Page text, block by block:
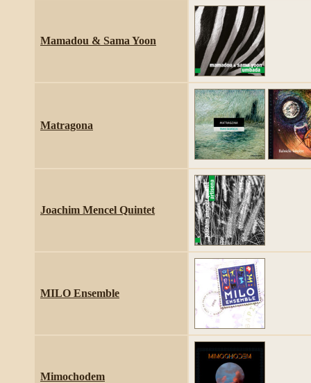
Mamadou & Sama Yoon
Matragona
Joachim Mencel Quintet
MILO Ensemble
Mimochodem